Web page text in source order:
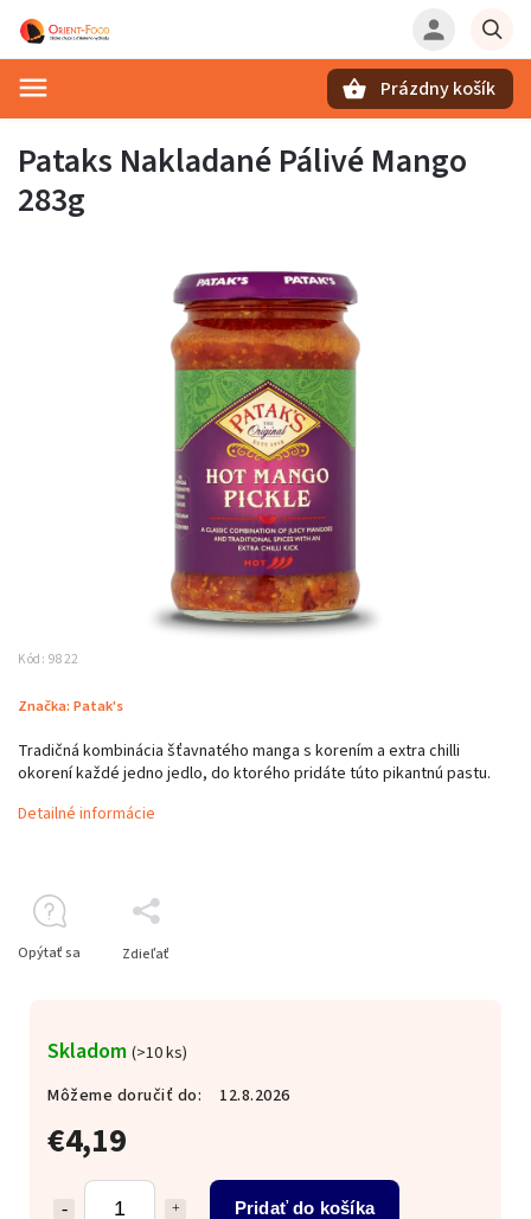
Prázdny košík
Pataks Nakladané Pálivé Mango
283g
Kód: 9822
Značka: Patak's
€4,19
Pridať do košíka
Skladom (>10 ks)
Môžeme doručiť do:
12.8.2026
Tradičná kombinácia šťavnatého manga s korením a extra chilli
okorení každé jedno jedlo, do ktorého pridáte túto pikantnú pastu.
Detailné informácie
Opýtať sa Zdieľať